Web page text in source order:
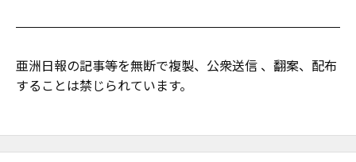
亜洲日報の記事等を無断で複製、公衆送信 、翻案、配布
することは禁じられています。